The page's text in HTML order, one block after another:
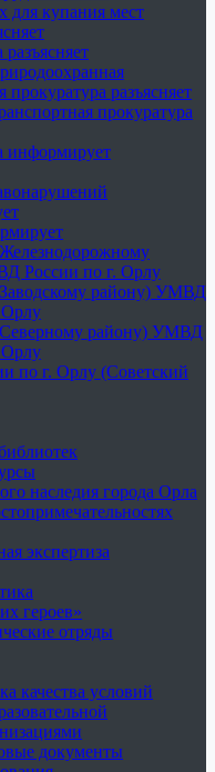
для купания мест
разъясняет
прокуратура
информирует
России по г. Орлу
району) УМВД
Орлу
району) УМВД
Орлу
по г. Орлу (Советский
наследия города Орла
экспертиза
героев»
отряды
качества условий
документы